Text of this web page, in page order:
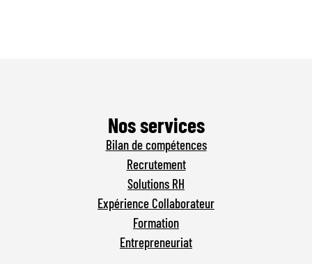
Nos services
Bilan de compétences
Recrutement
Solutions RH
Expérience Collaborateur
Formation
Entrepreneuriat